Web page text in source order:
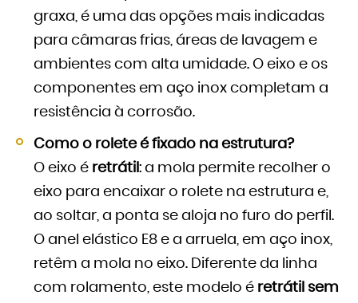
graxa, é uma das opções mais indicadas
para câmaras frias, áreas de lavagem e
ambientes com alta umidade. O eixo e os
componentes em aço inox completam a
resistência à corrosão.
Como o rolete é fixado na estrutura?
O eixo é retrátil : a mola permite recolher o
eixo para encaixar o rolete na estrutura e,
ao soltar, a ponta se aloja no furo do perfil.
O anel elástico E8 e a arruela, em aço inox,
retêm a mola no eixo. Diferente da linha
com rolamento, este modelo é retrátil sem